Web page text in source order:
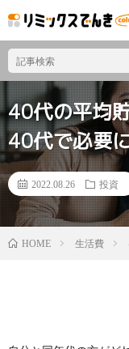
40代の平均
40代で必要
2022.08.26 投資
HOME 生活費